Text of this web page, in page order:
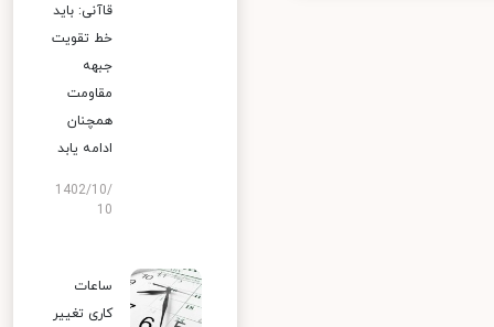
قاآنی: باید
خط تقویت
جبهه
مقاومت
همچنان
ادامه یابد
1402/10/
10
ساعات
کاری تغییر